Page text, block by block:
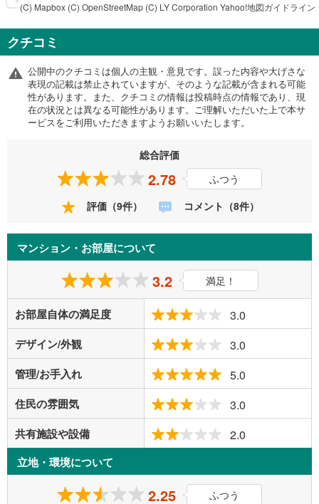
(C) Mapbox (C) OpenStreetMap (C) LY Corporation Yahoo!地図ガイドライン
クチコミ
公開中のクチコミは個人の主観・意見です。誤った内容や大げさな
表現の記載は禁止されていますが、そのような記載が含まれる可能
性があります。また、クチコミの情報は投稿時点の情報であり、現
在の状況とは異なる可能性があります。ご理解いただいた上で本サ
ービスをご利用いただきますようお願いいたします。
総合評価
2.78
ふつう
評価（9件）
コメント（8件）
マンション・お部屋について
3.2 満足！
お部屋自体の満足度 3.0
デザイン/外観 3.0
管理/お手入れ 5.0
住民の雰囲気 3.0
共有施設や設備 2.0
立地・環境について
2.25 ふつう